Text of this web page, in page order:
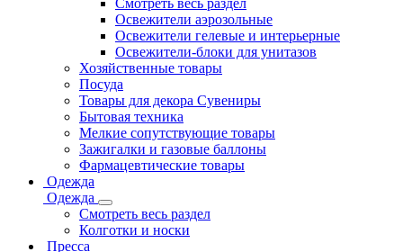
Смотреть весь раздел
Освежители аэрозольные
Освежители гелевые и интерьерные
Освежители-блоки для унитазов
Хозяйственные товары
Посуда
Товары для декора Сувениры
Бытовая техника
Мелкие сопутствующие товары
Зажигалки и газовые баллоны
Фармацевтические товары
Одежда
Одежда
Смотреть весь раздел
Колготки и носки
Пресса